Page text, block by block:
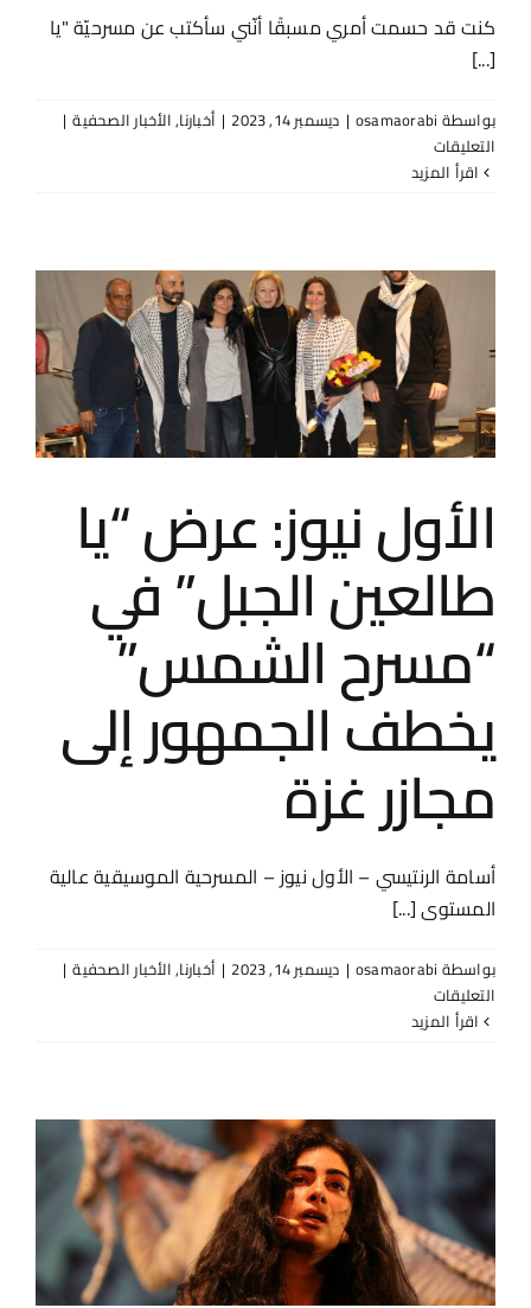
كنت قد حسمت أمري مسبقًا أنّني سأكتب عن مسرحيّة "يا
[...]
بواسطة osamaorabi
| ديسمبر 14, 2023 | أخبارنا,الأخبار الصحفية |
التعليقاتعلى
نور
مسرحيّة
“يا
طالعين
الجبل”
مغلقة
الأول نيوز: عرض “يا
طالعين الجبل” في
“مسرح الشمس”
يخطف الجمهور إلى
مجازر غزة
أسامة الرنتيسي – الأول نيوز – المسرحية الموسيقية عالية
المستوى [...]
بواسطة osamaorabi
| ديسمبر 14, 2023 | أخبارنا,الأخبار الصحفية |
التعليقاتعلى
الأول
طالعين
“مسرح
الشمس”
يخطف
الجمهور